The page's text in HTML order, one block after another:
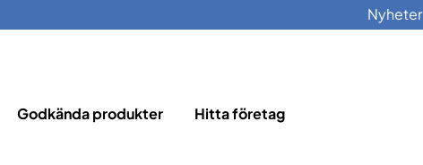
Nyheter
Godkända produkter Hitta företag